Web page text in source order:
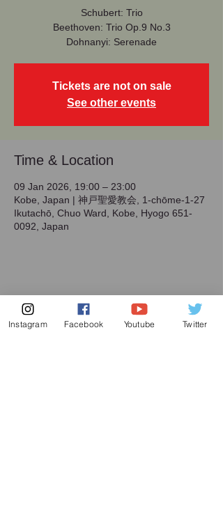
Schubert: Trio
Beethoven: Trio Op.9 No.3
Dohnanyi: Serenade
Tickets are not on sale
See other events
Time & Location
09 Jan 2026, 19:00 – 23:00
Kobe, Japan | 神戸聖愛教会, 1-chōme-1-27
Ikutachō, Chuo Ward, Kobe, Hyogo 651-
0092, Japan
Share this event
Instagram Facebook Youtube Twitter